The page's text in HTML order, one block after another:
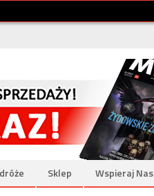
Sklep Wspieraj Nas